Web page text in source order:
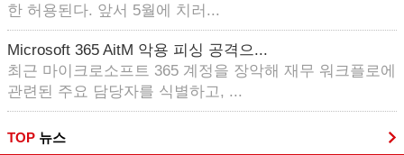
한 허용된다. 앞서 5월에 치러...
Microsoft 365 AitM 악용 피싱 공격으...
최근 마이크로소프트 365 계정을 장악해 재무 워크플로에
관련된 주요 담당자를 식별하고, ...
TOP 뉴스